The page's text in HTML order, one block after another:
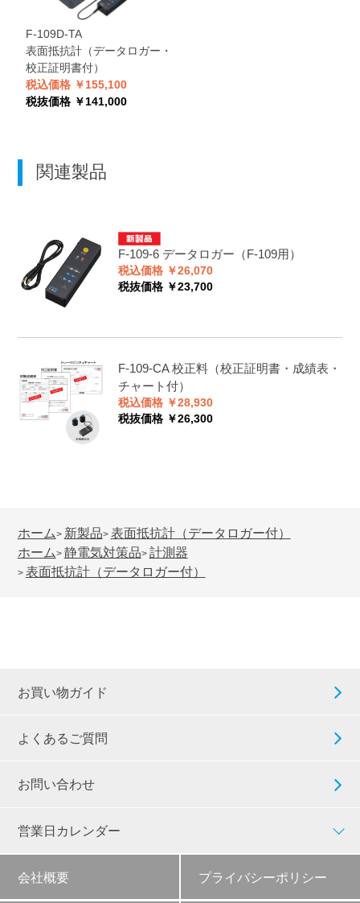
F-109D-TA
表面抵抗計（データロガー・
校正証明書付）
税込価格 ￥155,100
税抜価格 ￥141,000
関連製品
F-109-6 データロガー（F-109用）
税込価格 ￥26,070
税抜価格 ￥23,700
F-109-CA 校正料（校正証明書・成績表・
チャート付）
税込価格 ￥28,930
税抜価格 ￥26,300
ホーム> 新製品> 表面抵抗計（データロガー付）
ホーム> 静電気対策品> 計測器
> 表面抵抗計（データロガー付）
お買い物ガイド
よくあるご質問
お問い合わせ
営業日カレンダー
会社概要 プライバシーポリシー